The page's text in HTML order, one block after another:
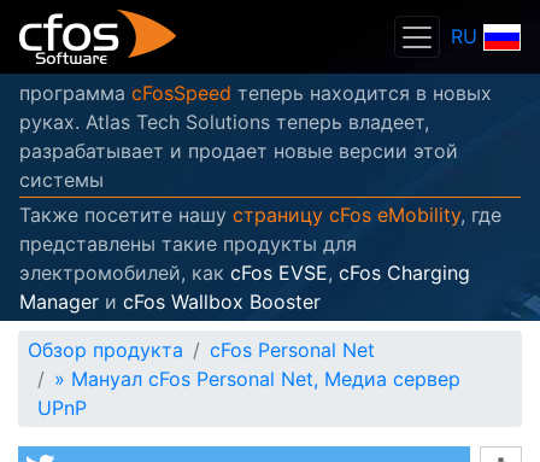
RU
программа cFosSpeed теперь находится в новых
руках. Atlas Tech Solutions теперь владеет,
разрабатывает и продает новые версии этой
системы
Также посетите нашу страницу cFos eMobility, где
представлены такие продукты для
электромобилей, как cFos EVSE, cFos Charging
Manager и cFos Wallbox Booster
Обзор продукта
cFos Personal Net
» Мануал cFos Personal Net, Медиа сервер
UPnP